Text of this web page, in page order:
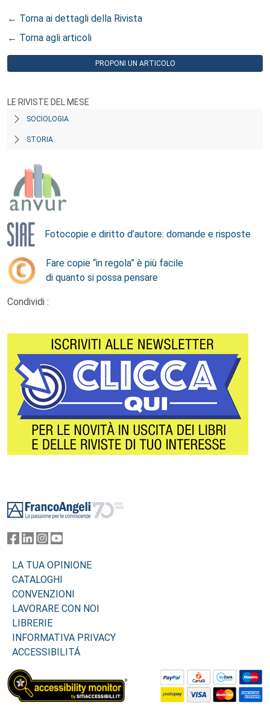
← Torna ai dettagli della Rivista
← Torna agli articoli
PROPONI UN ARTICOLO
LE RIVISTE DEL MESE
SOCIOLOGIA
STORIA
Fotocopie e diritto d’autore: domande e risposte
Fare copie “in regola” è più facile
di quanto si possa pensare
Condividi :
LA TUA OPINIONE
CATALOGHI
CONVENZIONI
LAVORARE CON NOI
LIBRERIE
INFORMATIVA PRIVACY
ACCESSIBILITÁ